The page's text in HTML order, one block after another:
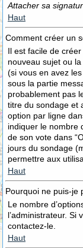
Attacher sa
Haut
Comment créer un
Il est facile de
nouveau sujet ou
(si vous en avez
sous la partie
probablement pas
titre du sondage et
option par ligne
indiquer le nombre
de son vote dans
jours du sondage
permettre aux
Haut
Pourquoi ne puis-je
Le nombre
l’administrateur. Si
contactez-le.
Haut